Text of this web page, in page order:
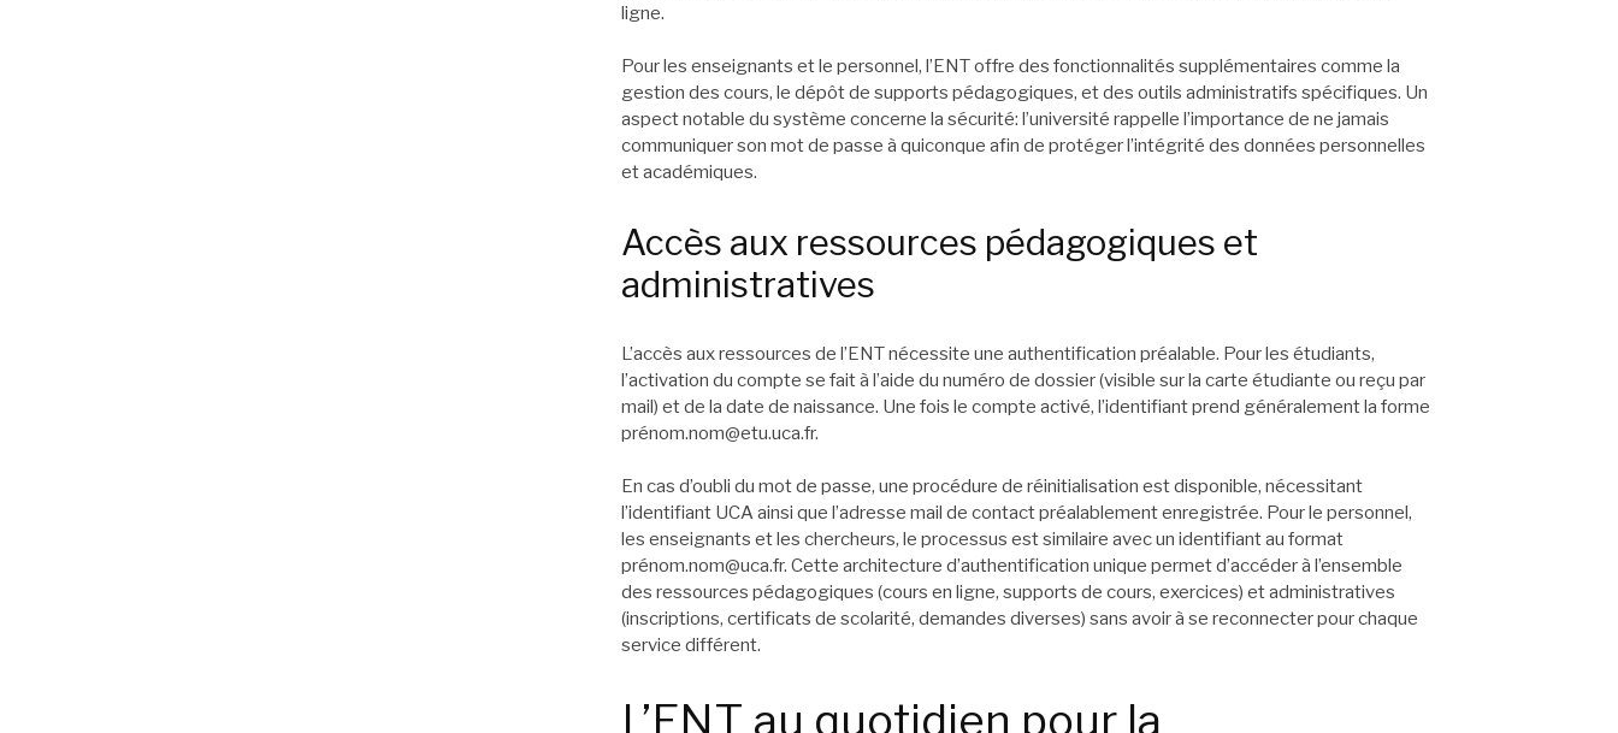
ligne.
Pour les enseignants et le personnel, l’ENT offre des fonctionnalités supplémentaires comme la
gestion des cours, le dépôt de supports pédagogiques, et des outils administratifs spécifiques. Un
aspect notable du système concerne la sécurité: l’université rappelle l’importance de ne jamais
communiquer son mot de passe à quiconque afin de protéger l’intégrité des données personnelles
et académiques.
Accès aux ressources pédagogiques et
administratives
L’accès aux ressources de l’ENT nécessite une authentification préalable. Pour les étudiants,
l’activation du compte se fait à l’aide du numéro de dossier (visible sur la carte étudiante ou reçu par
mail) et de la date de naissance. Une fois le compte activé, l’identifiant prend généralement la forme
prénom.nom@etu.uca.fr.
En cas d’oubli du mot de passe, une procédure de réinitialisation est disponible, nécessitant
l’identifiant UCA ainsi que l’adresse mail de contact préalablement enregistrée. Pour le personnel,
les enseignants et les chercheurs, le processus est similaire avec un identifiant au format
prénom.nom@uca.fr. Cette architecture d’authentification unique permet d’accéder à l’ensemble
des ressources pédagogiques (cours en ligne, supports de cours, exercices) et administratives
(inscriptions, certificats de scolarité, demandes diverses) sans avoir à se reconnecter pour chaque
service différent.
L’ENT au quotidien pour la